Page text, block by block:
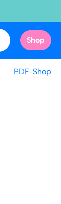
Shop
PDF-Shop